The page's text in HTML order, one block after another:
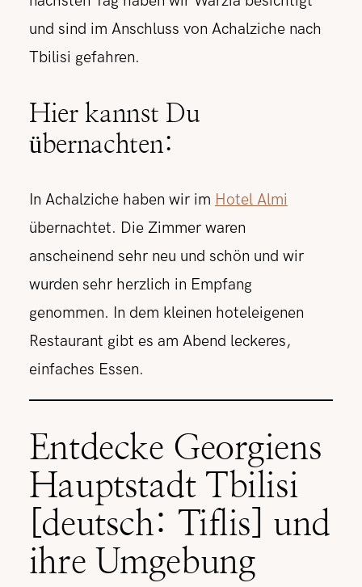
und sind im Anschluss von Achalziche nach
Tbilisi gefahren.
Hier kannst Du
übernachten:
In Achalziche haben wir im Hotel Almi
übernachtet. Die Zimmer waren
anscheinend sehr neu und schön und wir
wurden sehr herzlich in Empfang
genommen. In dem kleinen hoteleigenen
Restaurant gibt es am Abend leckeres,
einfaches Essen.
Entdecke Georgiens
Hauptstadt Tbilisi
[deutsch: Tiflis] und
ihre Umgebung